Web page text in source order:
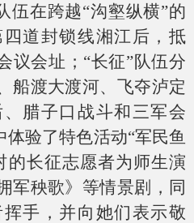
伍在跨越“沟壑纵横”的
道封锁线湘江后，抵
议会址；“长征”队伍分
船渡大渡河、飞夺泸定
腊子口战斗和三军会
体验了特色活动“军民鱼
的长征志愿者为师生演
军秧歌》等情景剧，同
手，并向她们表示敬